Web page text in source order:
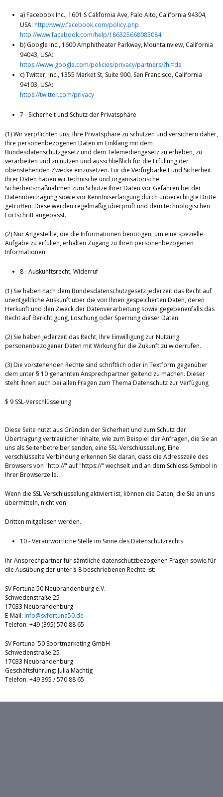
a) Facebook Inc., 1601 S California Ave, Palo Alto, California 94304,
USA: http://www.facebook.com/policy.php
http://www.facebook.com/help/186325668085084
b) Google Inc., 1600 Amphitheater Parkway, Mountainview, California
94043, USA:
https://www.google.com/policies/privacy/partners/?hl=de
c) Twitter, Inc., 1355 Market St, Suite 900, San Francisco, California
94103, USA:
https://twitter.com/privacy
7 - Sicherheit und Schutz der Privatsphäre
(1) Wir verpflichten uns, Ihre Privatsphäre zu schützen und versichern daher,
Ihre personenbezogenen Daten im Einklang mit dem
Bundesdatenschutzgesetz und dem Telemediengesetz zu erheben, zu
verarbeiten und zu nutzen und ausschließlich für die Erfüllung der
obenstehenden Zwecke einzusetzen. Für die Verfügbarkeit und Sicherheit
Ihrer Daten haben wir technische und organisatorische
Sicherheitsmaßnahmen zum Schutze Ihrer Daten vor Gefahren bei der
Datenübertragung sowie vor Kenntniserlangung durch unberechtigte Dritte
getroffen. Diese werden regelmäßig überprüft und dem technologischen
Fortschritt angepasst.
(2) Nur Angestellte, die die Informationen benötigen, um eine spezielle
Aufgabe zu erfüllen, erhalten Zugang zu Ihren personenbezogenen
Informationen.
8 - Auskunftsrecht, Widerruf
(1) Sie haben nach dem Bundesdatenschutzgesetz jederzeit das Recht auf
unentgeltliche Auskunft über die von Ihnen gespeicherten Daten, deren
Herkunft und den Zweck der Datenverarbeitung sowie gegebenenfalls das
Recht auf Berichtigung, Löschung oder Sperrung dieser Daten.
(2) Sie haben jederzeit das Recht, Ihre Einwilligung zur Nutzung
personenbezogener Daten mit Wirkung für die Zukunft zu widerrufen.
(3) Die vorstehenden Rechte sind schriftlich oder in Textform gegenüber
dem unter § 10 genannten Ansprechpartner geltend zu machen. Dieser
steht Ihnen auch bei allen Fragen zum Thema Datenschutz zur Verfügung
$ 9 SSL-Verschlüsselung
Diese Seite nutzt aus Gründen der Sicherheit und zum Schutz der
Übertragung vertraulicher Inhalte, wie zum Beispiel der Anfragen, die Sie an
uns als Seitenbetreiber senden, eine SSL-Verschlüsselung. Eine
verschlüsselte Verbindung erkennen Sie daran, dass die Adresszeile des
Browsers von "http://" auf "https://" wechselt und an dem Schloss-Symbol in
Ihrer Browserzeile.
Wenn die SSL Verschlüsselung aktiviert ist, können die Daten, die Sie an uns
übermitteln, nicht von
Dritten mitgelesen werden.
10 - Verantwortliche Stelle im Sinne des Datenschutzrechts
Ihr Ansprechpartner für sämtliche datenschutzbezogenen Fragen sowie für
die Ausübung der unter § 8 beschriebenen Rechte ist:
SV Fortuna 50 Neubrandenburg e.V.
Schwedenstraße 25
17033 Neubrandenburg
E-Mail: info@svfortuna50.de
Telefon: +49 (395) 570 88 65
SV Fortuna ´50 Sportmarketing GmbH
Schwedenstraße 25
17033 Neubrandenburg
Geschäftsführung: Julia Mächtig
Telefon: +49 395 / 570 88 65